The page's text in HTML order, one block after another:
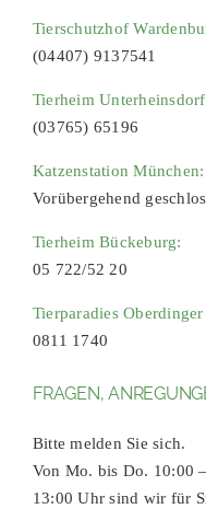
Tierschutzhof
(04407) 9137541
Tierheim
(03765) 65196
Katzenstation München:
Vorübergehend
Tierheim Bückeburg:
05 722/52 20
Tierparadies
0811 1740
FRAGEN,
Bitte melden Sie sich.
Von Mo. bis Do. 10:00
13:00 Uhr sind wir für